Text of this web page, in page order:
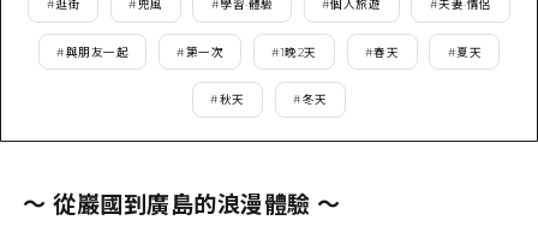
志願者指南
廣島視頻
常見問題
災難發生期間的交通資訊
#逛街 # 兜風 #學習·體驗 #個人旅遊 #夫妻·情侶
#與朋友一起 #第一次 #1晚2天 #春天 #夏天
#秋天 #冬天
～ 從巖國到廣島的浪漫體驗 ～